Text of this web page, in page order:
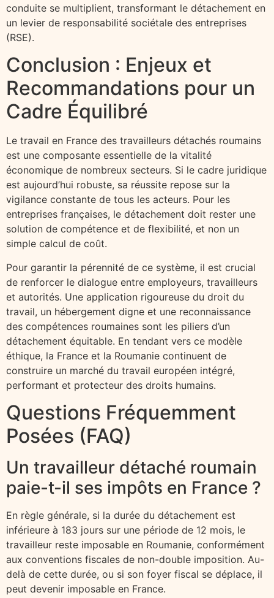
conduite se multiplient, transformant le détachement en
un levier de responsabilité sociétale des entreprises
(RSE).
Conclusion : Enjeux et
Recommandations pour un
Cadre Équilibré
Le travail en France des travailleurs détachés roumains
est une composante essentielle de la vitalité
économique de nombreux secteurs. Si le cadre juridique
est aujourd’hui robuste, sa réussite repose sur la
vigilance constante de tous les acteurs. Pour les
entreprises françaises, le détachement doit rester une
solution de compétence et de flexibilité, et non un
simple calcul de coût.
Pour garantir la pérennité de ce système, il est crucial
de renforcer le dialogue entre employeurs, travailleurs
et autorités. Une application rigoureuse du droit du
travail, un hébergement digne et une reconnaissance
des compétences roumaines sont les piliers d’un
détachement équitable. En tendant vers ce modèle
éthique, la France et la Roumanie continuent de
construire un marché du travail européen intégré,
performant et protecteur des droits humains.
Questions Fréquemment
Posées (FAQ)
Un travailleur détaché roumain
paie-t-il ses impôts en France ?
En règle générale, si la durée du détachement est
inférieure à 183 jours sur une période de 12 mois, le
travailleur reste imposable en Roumanie, conformément
aux conventions fiscales de non-double imposition. Au-
delà de cette durée, ou si son foyer fiscal se déplace, il
peut devenir imposable en France.